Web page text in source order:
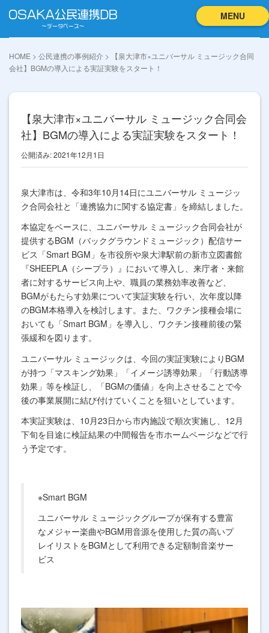
MENU
HOME > 公民連携の事例紹介 >
【泉大津市×ユニバーサル ミュージック合同
会社】BGMの導入による実証実験をスタート！
【泉大津市×ユニバーサル ミュージック合同会
社】BGMの導入による実証実験をスタート！
公開済み: 2021年12月1日
泉大津市は、令和3年10月14日にユニバーサル ミュージッ
ク合同会社と「連携協力に関する協定書」を締結しました。
本協定をベースに、ユニバーサル ミュージック合同会社が
提供するBGM（バックグラウンドミュージック）配信サー
ビス「Smart BGM」を市役所や泉大津駅前の新市立図書館
『SHEEPLA（シープラ）』において導入し、来庁者・来館
者に対するサービス向上や、職員の業務効率改善など、
BGMがもたらす効果について実証実験を行い、次年度以降
のBGM本格導入を検討します。また、ワクチン接種会場に
おいても「Smart BGM」を導入し、ワクチン接種前後の緊
張緩和を図ります。
ユニバーサル ミュージックは、今回の実証実験によりBGM
が持つ「マスキング効果」「イメージ誘導効果」「行動誘導
効果」等を検証し、「BGMの価値」を向上させることで今
後の事業展開に結び付けていくことを狙いとしています。
本実証実験は、10月23日から市内施設で順次実施し、12月
下旬を目途に検証結果の中間報告を市ホームページなどで行
う予定です。
※Smart BGM
ユニバーサル ミュージックグループが保有する豊富
なメジャー楽曲やBGM用音源を使用した質の高いプ
レイリストをBGMとして利用できる定額制音楽サー
ビス